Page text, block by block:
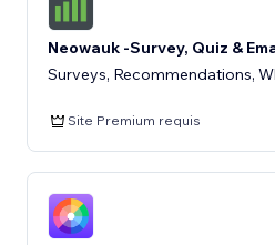
Neowauk -Survey, Quiz &
Surveys, Recommendations,
Site Premium requis